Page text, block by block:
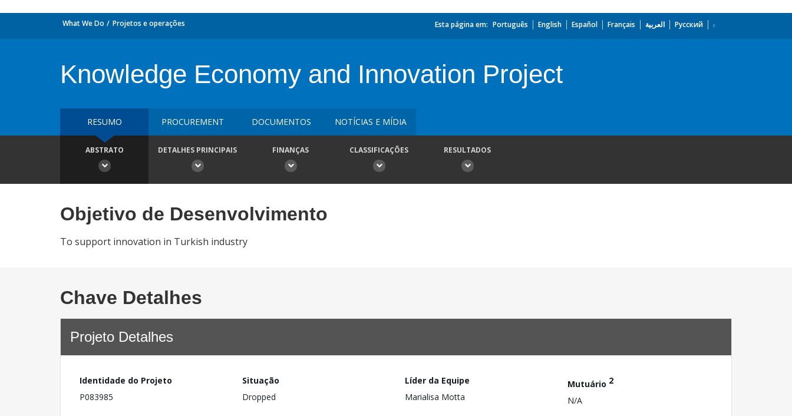
What We Do Projetos e operações Esta página em: Português English Español Français العربية Русский
Knowledge Economy and Innovation Project
RESUMO PROCUREMENT DOCUMENTOS NOTÍCIAS E MÍDIA
ABSTRATO DETALHES PRINCIPAIS FINANÇAS CLASSIFICAÇÕES RESULTADOS
Objetivo de Desenvolvimento
To support innovation in Turkish industry
Chave Detalhes
Projeto Detalhes
Identidade do Projeto
P083985
Situação
Dropped
Líder da Equipe
Marialisa Motta
Mutuário 2
N/A